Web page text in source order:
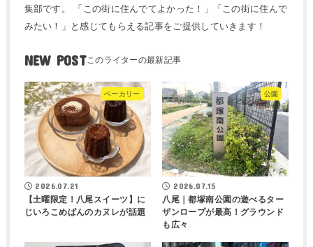
集部です。 「この街に住んでてよかった！」「この街に住んで
みたい！」と感じてもらえる記事をご提供していきます！
NEW POST
ベーカリー
2026.07.21
【土曜限定！八尾スイーツ】に
じいろこめぱんのカヌレが話題
公園
2026.07.15
八尾｜都塚南公園の遊べるター
ザンロープが最高！グラウンド
も広々